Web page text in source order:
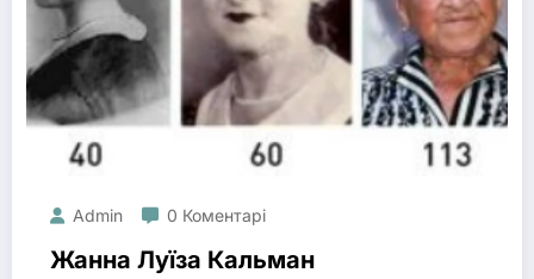
Admin 0 Коментарі
Жанна Луїза Кальман